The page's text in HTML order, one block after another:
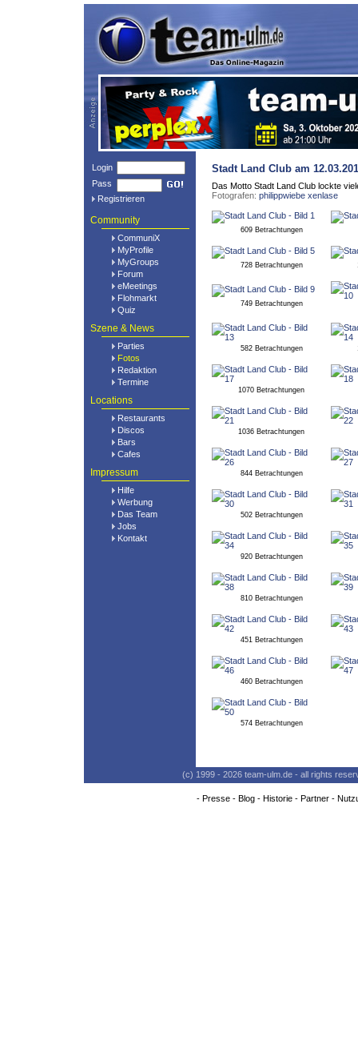
Login
Pass
Registrieren
Community
CommuniX
MyProfile
MyGroups
Forum
eMeetings
Flohmarkt
Quiz
Szene & News
Parties
Fotos
Redaktion
Termine
Locations
Restaurants
Discos
Bars
Cafes
Impressum
Hilfe
Werbung
Das Team
Jobs
Kontakt
Stadt Land Club am
Das Motto Stadt Land Club lockte
Fotografen: philippwiebe xenlase
609 Betrachtungen
728 Betrachtungen
749 Betrachtungen
582 Betrachtungen
1070 Betrachtungen
1036 Betrachtungen
844 Betrachtungen
502 Betrachtungen
920 Betrachtungen
810 Betrachtungen
451 Betrachtungen
460 Betrachtungen
574 Betrachtungen
(c) 1999 - 2026 team-ulm.de - all rights
- Presse- Blog- Historie- Partner-